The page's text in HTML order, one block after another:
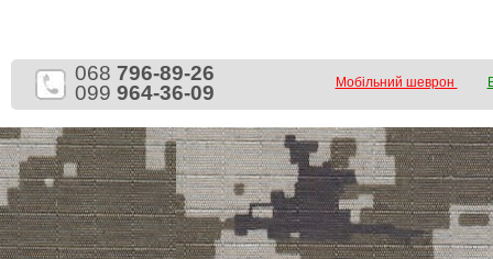
068 796-89-26
099 964-36-09 Мобільний шеврон